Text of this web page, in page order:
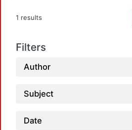
1 results
Filters
Author
Subject
Date